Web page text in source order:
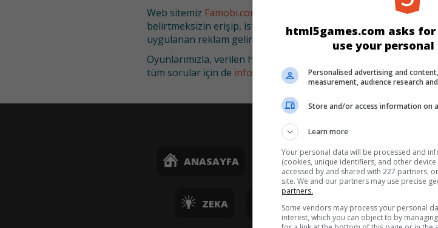
Web sitemiz Famobi.com
ile dünyanın ilk HTML5 affiliate
belirtmeksizin erişip, istediklerini alabilirler. Basit bir oyun
uygulanan reklam gelirleri de taraflar arasında paylaşılır.
Oyunlarımızla, verilen hizmetlerle ve Famobi hakkında tüm
tüm sorular için de info@famobi.com. mail adresimize
ANASAYFA YENI EN İYI
ZEKA BILMECE KART
html5games.com asks
use your
Personalised advertising and
measurement, audience research
Store and/or access information on
Learn more
Your personal data will be processed and
(cookies, unique identifiers, and other
accessed by and shared with 227 partners,
site. We and our partners may use precise
partners.
Some vendors may process your personal
interest, which you can object to by